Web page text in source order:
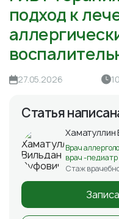
подход к
27.05.2026
Статья
Хаматуллин
Врач
врач -педиатр
Стаж